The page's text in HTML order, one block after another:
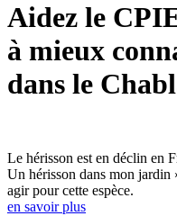
Aidez le
à mieux
dans le
Le hérisson est en déclin en
Un hérisson dans mon
agir pour cette espèce.
en savoir plus